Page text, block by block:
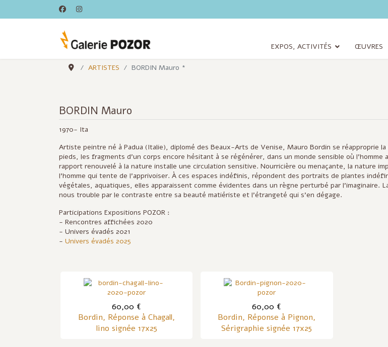
EXPOS, ACTIVITÉS ŒUVRES
ARTISTES BORDIN Mauro *
BORDIN Mauro
1970- Ita
Artiste peintre né à Padua (Italie), diplomé des Beaux-Arts de Venise, Mauro Bordin se réapproprie
pieds, les fragments d’un corps encore hésitant à se régénérer, dans un monde sensible où l’homme
rapport renouvelé à la nature installe une circulation sensitive. Nourricière ou menaçante, la nature
l’homme qui tente de l’apprivoiser. À ces espaces indéfinis, répondent des portraits de plantes
végétales, aquatiques, elles apparaissent comme évidentes dans un règne perturbé par l’imaginaire.
nous trouble par le contraste entre sa beauté matiériste et l’étrangeté qui s’en dégage.
Participations Expositions POZOR :
- Rencontres affichées 2020
- Univers évadés 2021
- Univers évadés 2025
60,00 €
Bordin, Réponse à Chagall,
lino signée 17x25
60,00 €
Bordin, Réponse à Pignon,
Sérigraphie signée 17x25